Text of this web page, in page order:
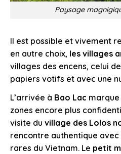
Paysage
Il est possible et vivement
en autre choix, les villages
villages des encens, celui
papiers votifs et avec une
L’arrivée à Bao Lac
zones encore plus
visite du village des Lolos
rencontre authentique avec
rares du Vietnam. Le petit